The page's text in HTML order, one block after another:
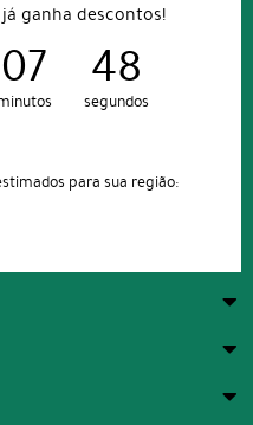
ganha descontos!
07 48
segundos
para sua região: